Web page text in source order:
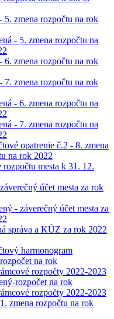
5. zmena rozpočtu na rok
- 5. zmena rozpočtu na
6. zmena rozpočtu na rok
7. zmena rozpočtu na rok
- 6. zmena rozpočtu na
- 7. zmena rozpočtu na
opatrenie č.2 - 8. zmena
na rok 2022
rozpočtu mesta k 31. 12.
účet mesta za rok
- záverečný účet mesta za
správa a KÚZ za rok 2022
harmonogram
na rok
rozpočty 2022-2023
rozpočet na rok
rozpočty 2022-2023
zmena rozpočtu na rok